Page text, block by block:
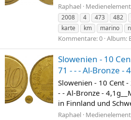
Raphael Medienelement
2008
4 473 482
karte
km marino
Kommentare: 0 Album:
Slowenien - 10
71 - - - Al-Bronze -
Slowenien - 10 Cent
- - Al-Bronze -
in Finnland und
Raphael Medienelement